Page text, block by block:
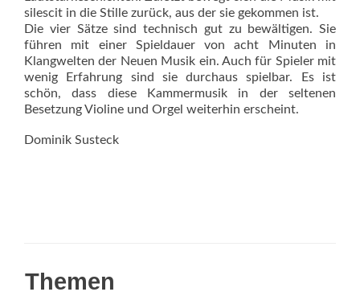
silescit in die Stille zurück, aus der sie gekommen ist.
Die vier Sätze sind technisch gut zu bewältigen. Sie
führen mit einer Spieldauer von acht Minuten in
Klangwelten der Neuen Musik ein. Auch für Spieler mit
wenig Erfahrung sind sie durchaus spielbar. Es ist
schön, dass diese Kammermusik in der seltenen
Besetzung Violine und Orgel weiterhin erscheint.
Dominik Susteck
Themen